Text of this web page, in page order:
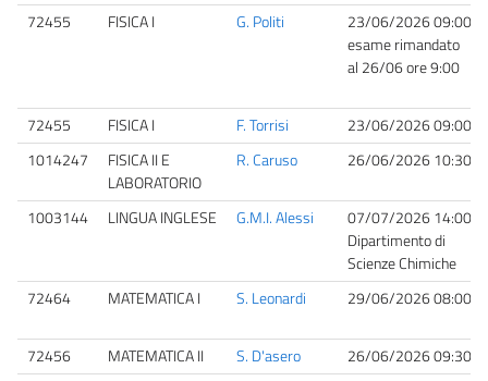
72455 FISICA I G. Politi
23/06/2026 09:00
esame rimandato
al 26/06 ore 9:00
72455 FISICA I F. Torrisi
23/06/2026 09:00
1014247
FISICA II E
LABORATORIO
R. Caruso 26/06/2026 10:30
1003144 LINGUA INGLESE G.M.I. Alessi
07/07/2026 14:00
Dipartimento di
Scienze Chimiche
72464
MATEMATICA I S. Leonardi 29/06/2026 08:00
72456 MATEMATICA II S. D'asero
26/06/2026 09:30